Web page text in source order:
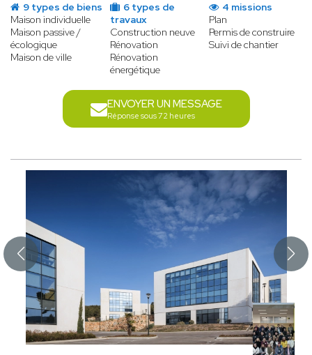
9 types de biens
Maison individuelle
Maison passive /
écologique
Maison de ville
6 types de
travaux
Construction neuve
Rénovation
Rénovation
énergétique
4 missions
Plan
Permis de construire
Suivi de chantier
ENVOYER UN MESSAGE
Réponse sous 72 heures